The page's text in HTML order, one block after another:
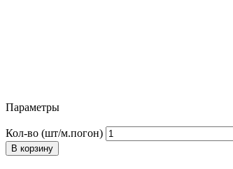
Параметры
Кол-во (шт/м.погон)
В корзину